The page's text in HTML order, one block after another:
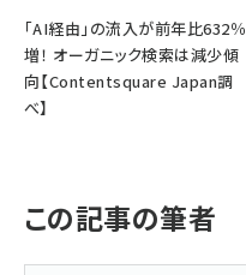
「AI経由」の流入が前年比632％
増！ オーガニック検索は減少傾
向【Contentsquare Japan調
べ】
この記事の筆者